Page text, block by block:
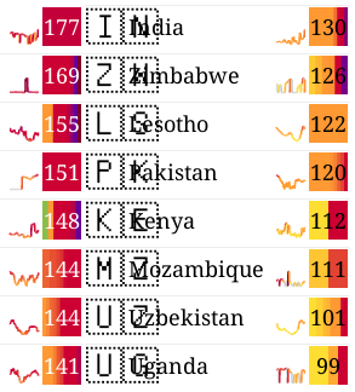
177
169
155
151
148
144
144
141
🇮🇳 130
India
🇿🇼 126
Zimbabwe
🇱🇸 122
Lesotho
🇵🇰 120
Pakistan
🇰🇪 112
Kenya
🇲🇿 111
Mozambique
🇺🇿 101
Uzbekistan
🇺🇬 99
Uganda